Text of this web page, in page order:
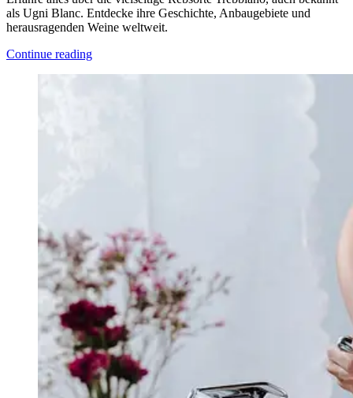
als Ugni Blanc. Entdecke ihre Geschichte, Anbaugebiete und
herausragenden Weine weltweit.
Continue reading